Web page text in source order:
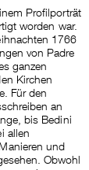
Profilporträt
worden war.
1766
von Padre
ganzen
Kirchen
Für den
an
bis Bedini
allen
und
Obwohl